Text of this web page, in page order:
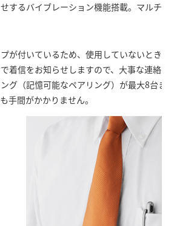
するバイブレーション機能搭載。マルチペ
が付いているため、使用していないとき
着信をお知らせしますので、大事な連絡
グ（記憶可能なペアリング）が最大8台ま
手間がかかりません。